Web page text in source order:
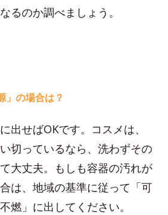
るのか調べましょう。
」の場合は？
出せばOKです。コスメは、
切っているなら、洗わずその
大丈夫。もしも容器の汚れが
は、地域の基準に従って「可
燃」に出してください。